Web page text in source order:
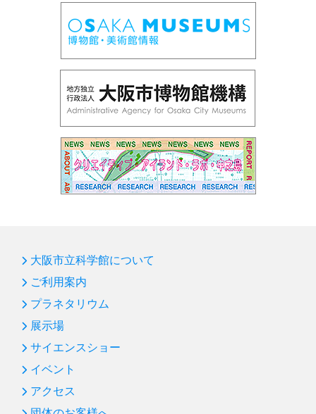
大阪市立科学館について
ご利用案内
プラネタリウム
展示場
サイエンスショー
イベント
アクセス